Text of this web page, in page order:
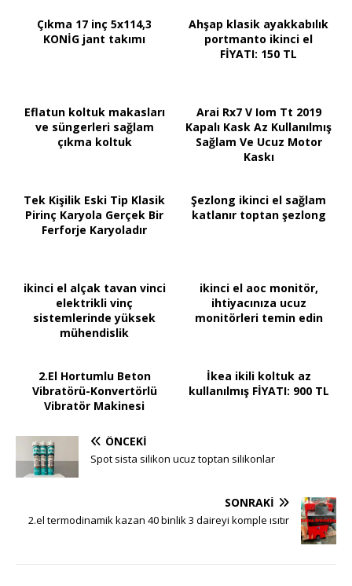
Çıkma 17 inç 5x114,3
KONİG jant takımı
Ahşap klasik ayakkabılık
portmanto ikinci el
FİYATI: 150 TL
Eflatun koltuk makasları
ve süngerleri sağlam
çıkma koltuk
Arai Rx7 V Iom Tt 2019
Kapalı Kask Az Kullanılmış
Sağlam Ve Ucuz Motor
Kaskı
Tek Kişilik Eski Tip Klasik
Pirinç Karyola Gerçek Bir
Ferforje Karyoladır
Şezlong ikinci el sağlam
katlanır toptan şezlong
ikinci el alçak tavan vinci
elektrikli vinç
sistemlerinde yüksek
mühendislik
ikinci el aoc monitör,
ihtiyacınıza ucuz
monitörleri temin edin
2.El Hortumlu Beton
Vibratörü-Konvertörlü
Vibratör Makinesi
İkea ikili koltuk az
kullanılmış FİYATI: 900 TL
ÖNCEKI
Spot sista silikon ucuz toptan silikonlar
SONRAKI
2.el termodinamik kazan 40 binlik 3 daireyi komple ısıtır